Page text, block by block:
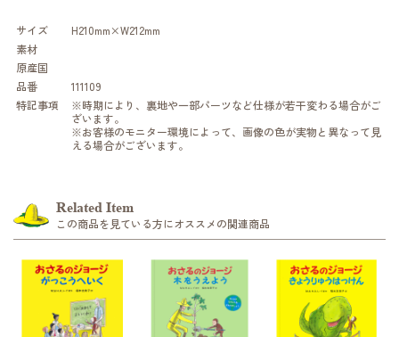
サイズ
H210mm×W212mm
素材
原産国
品番
111109
特記事項
※時期により、裏地や一部パーツなど仕様が若干変わる場合がご
ざいます。
※お客様のモニター環境によって、画像の色が実物と異なって見
える場合がございます。
Related Item
この商品を見ている方にオススメの関連商品